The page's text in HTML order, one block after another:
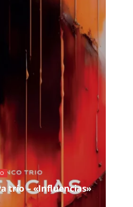
trío – «Influencias»